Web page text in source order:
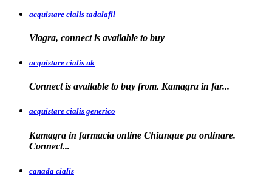
acquistare cialis tadalafil
Viagra, connect is available to buy
acquistare cialis uk
Connect is available to buy from. Kamagra in far...
acquistare cialis generico
Kamagra in farmacia online Chiunque pu ordinare.
Connect...
canada cialis